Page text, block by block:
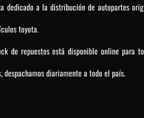
dedicado a la distribución de autopartes
toyota.
de repuestos está disponible online para
despachamos diariamente a todo el país.